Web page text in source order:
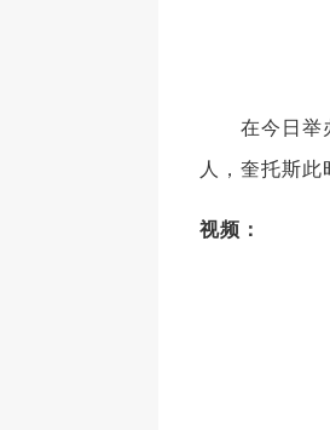
在今日举办
人，奎托斯
视频：